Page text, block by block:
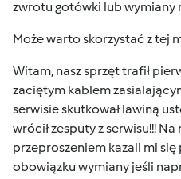
zwrotu gotówki lub wymiany
Może warto skorzystać z tej
Witam, nasz sprzęt trafił
zaciętym kablem
serwisie skutkował lawiną
wrócił zesputy z serwisu!!!
przeproszeniem kazali mi się
obowiązku wymiany jeśli